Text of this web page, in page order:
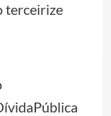
terceirize